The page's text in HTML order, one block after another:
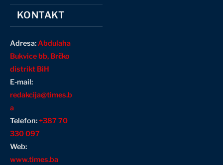
KONTAKT
Adresa:Abdulaha
Bukvice bb, Brčko
distrikt BiH
E-mail:
redakcija@times.b
a
Telefon:+387 70
330 097
Web:
www.times.ba